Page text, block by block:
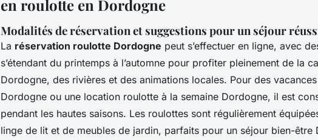
en roulotte en Dordogne
Modalités de réservation et suggestions pour un séjour
La réservation roulotte Dordogne peut s’effectuer en ligne, avec
s’étendant du printemps à l’automne pour profiter pleinement de la
Dordogne, des rivières et des animations locales. Pour des
Dordogne ou une location roulotte à la semaine Dordogne, il est
pendant les hautes saisons. Les roulottes sont régulièrement
linge de lit et de meubles de jardin, parfaits pour un séjour bien-être